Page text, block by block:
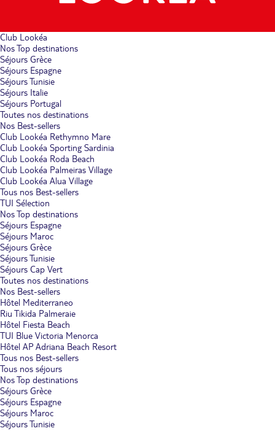
Club Lookéa
Nos Top destinations
Séjours Grèce
Séjours Espagne
Séjours Tunisie
Séjours Italie
Séjours Portugal
Toutes nos destinations
Nos Best-sellers
Club Lookéa Rethymno Mare
Club Lookéa Sporting Sardinia
Club Lookéa Roda Beach
Club Lookéa Palmeiras Village
Club Lookéa Alua Village
Tous nos Best-sellers
TUI Sélection
Nos Top destinations
Séjours Espagne
Séjours Maroc
Séjours Grèce
Séjours Tunisie
Séjours Cap Vert
Toutes nos destinations
Nos Best-sellers
Hôtel Mediterraneo
Riu Tikida Palmeraie
Hôtel Fiesta Beach
TUI Blue Victoria Menorca
Hôtel AP Adriana Beach Resort
Tous nos Best-sellers
Tous nos séjours
Nos Top destinations
Séjours Grèce
Séjours Espagne
Séjours Maroc
Séjours Tunisie